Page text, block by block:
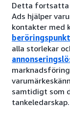
Detta fortsatta
Ads hjälper
kontakter med
alla storlekar
samtidigt som
tankeledarskap.